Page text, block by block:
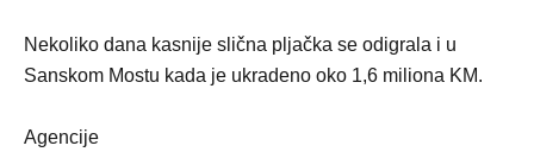
Nekoliko dana kasnije slična pljačka se odigrala i u
Sanskom Mostu kada je ukradeno oko 1,6 miliona KM.
Agencije